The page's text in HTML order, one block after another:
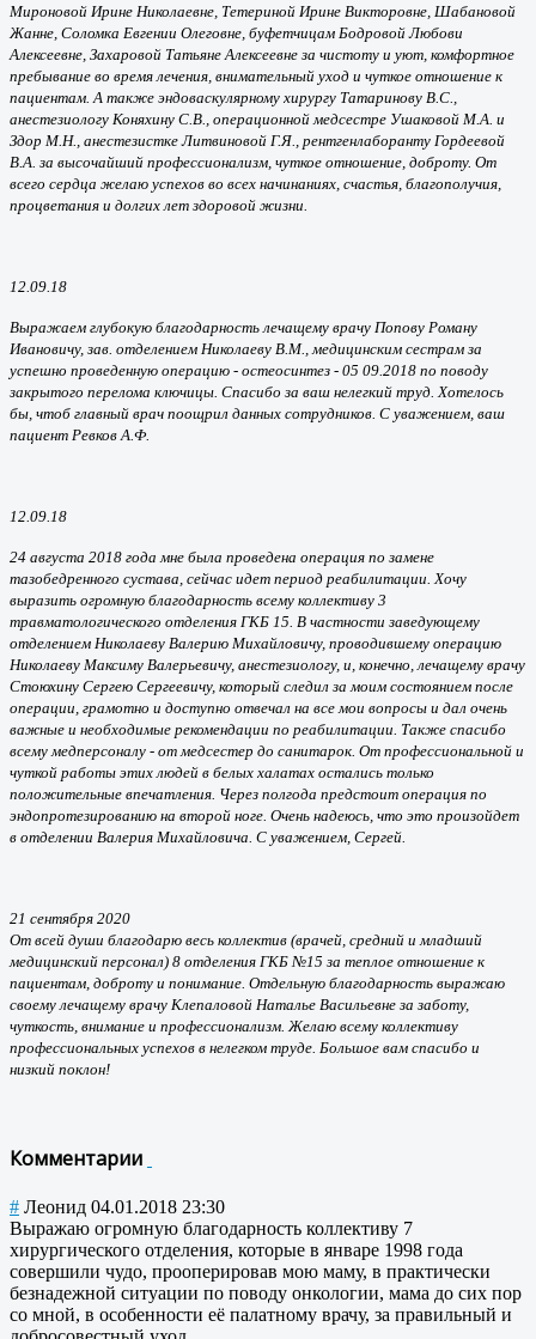
Мироновой Ирине Николаевне, Тетериной Ирине Викторовне, Шабановой
Жанне, Соломка Евгении Олеговне, буфетчицам Бодровой Любови
Алексеевне, Захаровой Татьяне Алексеевне за чистоту и уют, комфортное
пребывание во время лечения, внимательный уход и чуткое отношение к
пациентам. А также эндоваскулярному хирургу Татаринову В.С.,
анестезиологу Коняхину С.В., операционной медсестре Ушаковой М.А. и
Здор М.Н., анестезистке Литвиновой Г.Я., рентгенлаборанту Гордеевой
В.А. за высочайший профессионализм, чуткое отношение, доброту. От
всего сердца желаю успехов во всех начинаниях, счастья, благополучия,
процветания и долгих лет здоровой жизни.
12.09.18
Выражаем глубокую благодарность лечащему врачу Попову Роману
Ивановичу, зав. отделением Николаеву В.М., медицинским сестрам за
успешно проведенную операцию - остеосинтез - 05 09.2018 по поводу
закрытого перелома ключицы. Спасибо за ваш нелегкий труд. Хотелось
бы, чтоб главный врач поощрил данных сотрудников. С уважением, ваш
пациент Ревков А.Ф.
12.09.18
24 августа 2018 года мне была проведена операция по замене
тазобедренного сустава, сейчас идет период реабилитации. Хочу
выразить огромную благодарность всему коллективу 3
травматологического отделения ГКБ 15. В частности заведующему
отделением Николаеву Валерию Михайловичу, проводившему операцию
Николаеву Максиму Валерьевичу, анестезиологу, и, конечно, лечащему врачу
Стоюхину Сергею Сергеевичу, который следил за моим состоянием после
операции, грамотно и доступно отвечал на все мои вопросы и дал очень
важные и необходимые рекомендации по реабилитации. Также спасибо
всему медперсоналу - от медсестер до санитарок. От профессиональной и
чуткой работы этих людей в белых халатах остались только
положительные впечатления. Через полгода предстоит операция по
эндопротезированию на второй ноге. Очень надеюсь, что это произойдет
в отделении Валерия Михайловича. С уважением, Сергей.
21 сентября 2020
От всей души благодарю весь коллектив (врачей, средний и младший
медицинский персонал) 8 отделения ГКБ №15 за теплое отношение к
пациентам, доброту и понимание. Отдельную благодарность выражаю
своему лечащему врачу Клепаловой Наталье Васильевне за заботу,
чуткость, внимание и профессионализм. Желаю всему коллективу
профессиональных успехов в нелегком труде. Большое вам спасибо и
низкий поклон!
Комментарии
# Леонид 04.01.2018 23:30
Выражаю огромную благодарность коллективу 7
хирургического отделения, которые в январе 1998 года
совершили чудо, прооперировав мою маму, в практически
безнадежной ситуации по поводу онкологии, мама до сих пор
со мной, в особенности её палатному врачу, за правильный и